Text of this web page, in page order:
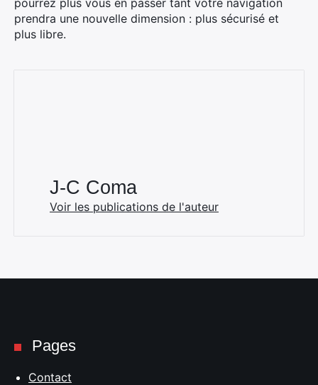
pourrez plus vous en passer tant votre navigation
prendra une nouvelle dimension : plus sécurisé et
plus libre.
J-C Coma
Voir les publications de l'auteur
Pages
Contact